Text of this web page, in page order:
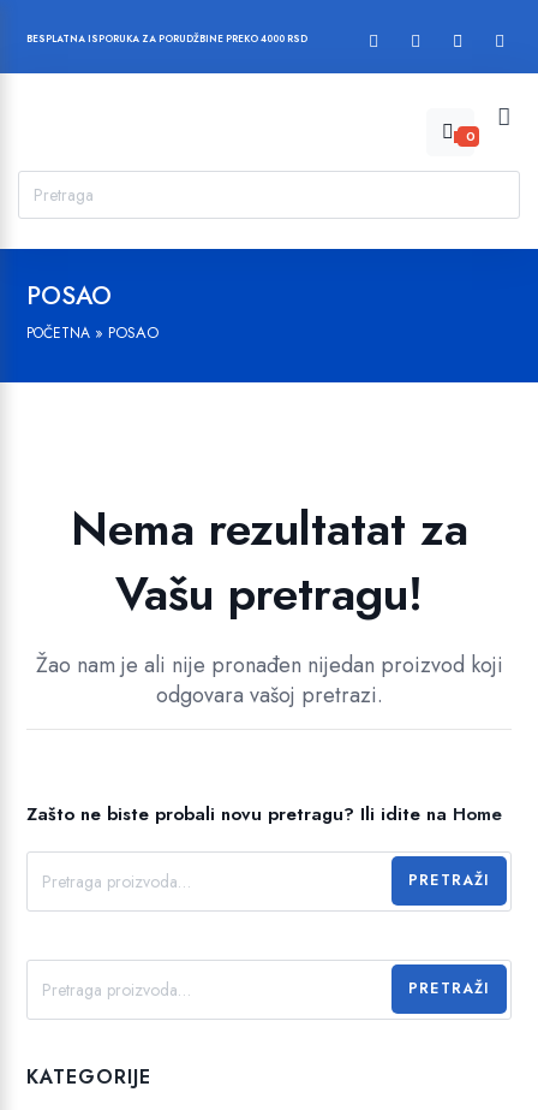
BESPLATNA ISPORUKA ZA PORUDŽBINE PREKO 4000 RSD
0
POSAO
POČETNA »POSAO
Nema rezultatat za
Vašu pretragu!
Žao nam je ali nije pronađen nijedan proizvod koji
odgovara vašoj pretrazi.
Zašto ne biste probali novu pretragu? Ili idite na Home
PRETRAŽI
PRETRAŽI
KATEGORIJE